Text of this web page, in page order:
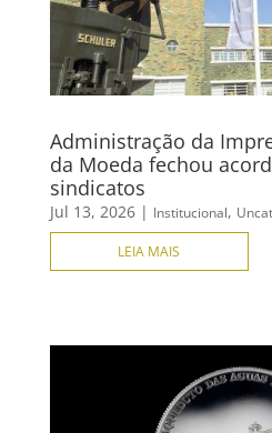
Administração da
da Moeda fechou
sindicatos
Jul 13, 2026| Institucional,
LEIA MAIS